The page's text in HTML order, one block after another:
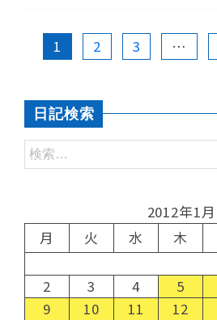
1 2 3 …
日記検索
2012年1月
月
火 水 木
2
3 4 5
9
10 11 12